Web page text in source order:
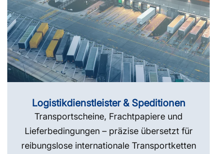
Logistikdienstleister & Speditionen
Transportscheine, Frachtpapiere und
Lieferbedingungen – präzise übersetzt für
reibungslose internationale Transportketten